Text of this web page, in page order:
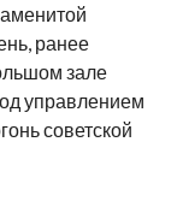
ранее
зале
управлением
советской